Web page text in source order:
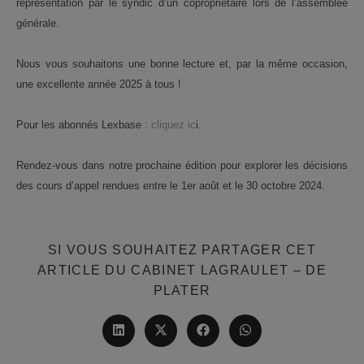
représentation par le syndic d’un copropriétaire lors de l’assemblée
générale.
Nous vous souhaitons une bonne lecture et, par la même occasion,
une excellente année 2025 à tous !
Pour les abonnés Lexbase : cliquez ici.
Rendez-vous dans notre prochaine édition pour explorer les décisions
des cours d’appel rendues entre le 1er août et le 30 octobre 2024.
SI VOUS SOUHAITEZ PARTAGER CET
ARTICLE DU CABINET LAGRAULET – DE
PLATER
CONTENU
Ouvrir
dans
Ouvrir
dans
Ouvrir
dans
Ouvrir
dans